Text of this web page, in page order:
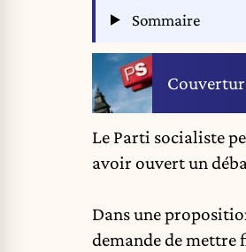
Sommaire
Le Parti socialiste
avoir ouvert un
Dans une
demande de mettre